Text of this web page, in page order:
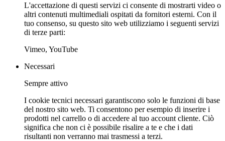
L'accettazione di questi servizi ci consente di mostrarti video o
altri contenuti multimediali ospitati da fornitori esterni. Con il
tuo consenso, su questo sito web utilizziamo i seguenti servizi
di terze parti:
Vimeo, YouTube
Necessari
Sempre attivo
I cookie tecnici necessari garantiscono solo le funzioni di base
del nostro sito web. Ti consentono per esempio di inserire i
prodotti nel carrello o di accedere al tuo account cliente. Ciò
significa che non ci è possibile risalire a te e che i dati
risultanti non verranno mai trasmessi a terzi.